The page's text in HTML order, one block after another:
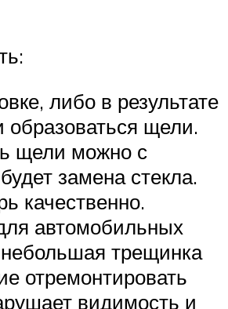
либо в результате
образоваться щели.
щели можно с
замена стекла.
качественно.
автомобильных
трещинка
отремонтировать
видимость и